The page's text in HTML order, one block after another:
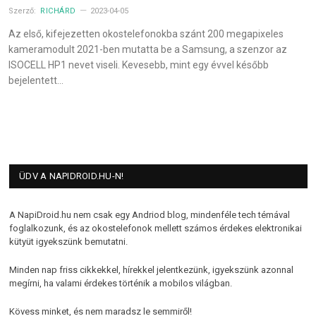
Szerző: RICHÁRD 2023-04-05
Az első, kifejezetten okostelefonokba szánt 200 megapixeles
kameramodult 2021-ben mutatta be a Samsung, a szenzor az
ISOCELL HP1 nevet viseli. Kevesebb, mint egy évvel később
bejelentett…
ÜDV A NAPIDROID.HU-N!
A NapiDroid.hu nem csak egy Andriod blog, mindenféle tech témával
foglalkozunk, és az okostelefonok mellett számos érdekes elektronikai
kütyüt igyekszünk bemutatni.
Minden nap friss cikkekkel, hírekkel jelentkezünk, igyekszünk azonnal
megírni, ha valami érdekes történik a mobilos világban.
Kövess minket, és nem maradsz le semmiről!